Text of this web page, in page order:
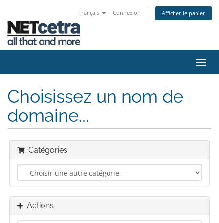
Français Connexion Afficher le panier
la
Choisissez un nom de
domaine...
Catégories
Actions